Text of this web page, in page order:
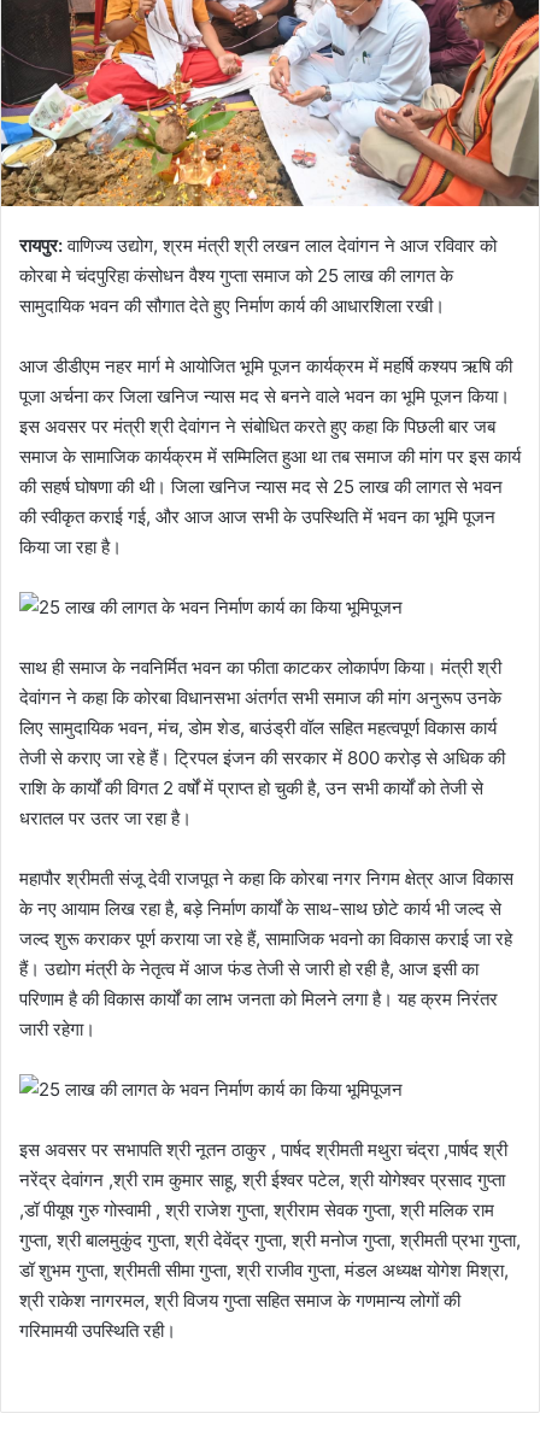
रायपुर:वाणिज्य उद्योग, श्रम मंत्री श्री लखन लाल देवांगन ने आज रविवार को
कोरबा मे चंदपुरिहा कंसोधन वैश्य गुप्ता समाज को 25 लाख की लागत के
सामुदायिक भवन की सौगात देते हुए निर्माण कार्य की आधारशिला रखी।
आज डीडीएम नहर मार्ग मे आयोजित भूमि पूजन कार्यक्रम में महर्षि कश्यप ऋषि की
पूजा अर्चना कर जिला खनिज न्यास मद से बनने वाले भवन का भूमि पूजन किया।
इस अवसर पर मंत्री श्री देवांगन ने संबोधित करते हुए कहा कि पिछली बार जब
समाज के सामाजिक कार्यक्रम में सम्मिलित हुआ था तब समाज की मांग पर इस कार्य
की सहर्ष घोषणा की थी। जिला खनिज न्यास मद से 25 लाख की लागत से भवन
की स्वीकृत कराई गई, और आज आज सभी के उपस्थिति में भवन का भूमि पूजन
किया जा रहा है।
साथ ही समाज के नवनिर्मित भवन का फीता काटकर लोकार्पण किया। मंत्री श्री
देवांगन ने कहा कि कोरबा विधानसभा अंतर्गत सभी समाज की मांग अनुरूप उनके
लिए सामुदायिक भवन, मंच, डोम शेड, बाउंड्री वॉल सहित महत्वपूर्ण विकास कार्य
तेजी से कराए जा रहे हैं। ट्रिपल इंजन की सरकार में 800 करोड़ से अधिक की
राशि के कार्यों की विगत 2 वर्षों में प्राप्त हो चुकी है, उन सभी कार्यों को तेजी से
धरातल पर उतर जा रहा है।
महापौर श्रीमती संजू देवी राजपूत ने कहा कि कोरबा नगर निगम क्षेत्र आज विकास
के नए आयाम लिख रहा है, बड़े निर्माण कार्यों के साथ-साथ छोटे कार्य भी जल्द से
जल्द शुरू कराकर पूर्ण कराया जा रहे हैं, सामाजिक भवनो का विकास कराई जा रहे
हैं। उद्योग मंत्री के नेतृत्व में आज फंड तेजी से जारी हो रही है, आज इसी का
परिणाम है की विकास कार्यों का लाभ जनता को मिलने लगा है। यह क्रम निरंतर
जारी रहेगा।
इस अवसर पर सभापति श्री नूतन ठाकुर , पार्षद श्रीमती मथुरा चंद्रा ,पार्षद श्री
नरेंद्र देवांगन ,श्री राम कुमार साहू, श्री ईश्वर पटेल, श्री योगेश्वर प्रसाद गुप्ता
,डॉ पीयूष गुरु गोस्वामी , श्री राजेश गुप्ता, श्रीराम सेवक गुप्ता, श्री मलिक राम
गुप्ता, श्री बालमुकुंद गुप्ता, श्री देवेंद्र गुप्ता, श्री मनोज गुप्ता, श्रीमती प्रभा गुप्ता,
डॉ शुभम गुप्ता, श्रीमती सीमा गुप्ता, श्री राजीव गुप्ता, मंडल अध्यक्ष योगेश मिश्रा,
श्री राकेश नागरमल, श्री विजय गुप्ता सहित समाज के गणमान्य लोगों की
गरिमामयी उपस्थिति रही।